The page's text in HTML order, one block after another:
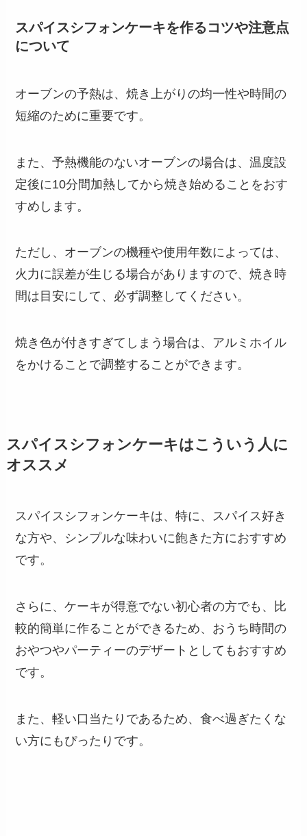
スパイスシフォンケーキを作るコツや注意点
について
オーブンの予熱は、焼き上がりの均一性や時間の
短縮のために重要です。
また、予熱機能のないオーブンの場合は、温度設
定後に10分間加熱してから焼き始めることをおす
すめします。
ただし、オーブンの機種や使用年数によっては、
火力に誤差が生じる場合がありますので、焼き時
間は目安にして、必ず調整してください。
焼き色が付きすぎてしまう場合は、アルミホイル
をかけることで調整することができます。
スパイスシフォンケーキはこういう人に
オススメ
スパイスシフォンケーキは、特に、スパイス好き
な方や、シンプルな味わいに飽きた方におすすめ
です。
さらに、ケーキが得意でない初心者の方でも、比
較的簡単に作ることができるため、おうち時間の
おやつやパーティーのデザートとしてもおすすめ
です。
また、軽い口当たりであるため、食べ過ぎたくな
い方にもぴったりです。